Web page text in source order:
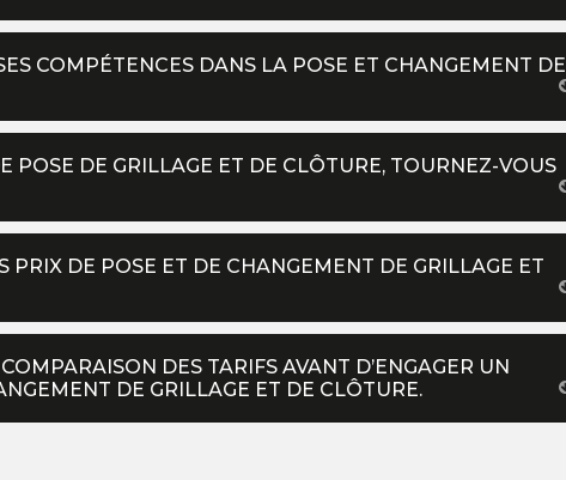
COMPÉTENCES DANS LA POSE ET CHANGEMENT DE
POSE DE GRILLAGE ET DE CLÔTURE, TOURNEZ-VOUS
PRIX DE POSE ET DE CHANGEMENT DE GRILLAGE ET
DES TARIFS AVANT D’ENGAGER UN
DE GRILLAGE ET DE CLÔTURE.